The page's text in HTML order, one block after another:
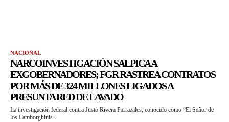
NACIONAL
NARCOINVESTIGACIÓN SALPICA A
EXGOBERNADORES; FGR RASTREA CONTRATOS
POR MÁS DE 324 MILLONES LIGADOS A
PRESUNTA RED DE LAVADO
La investigación federal contra Justo Rivera Parrazales, conocido como “El Señor de
los Lamborghinis...